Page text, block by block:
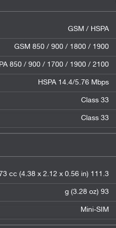
GSM / HSPA
GSM 850 / 900 / 1800 / 1900
850 / 900 / 1700 / 1900 / 2100
HSPA 14.4/5.76 Mbps
Class 33
Class 33
111.3 x 53.8 x 14.1 mm, 73 cc (4.38 x 2.12 x 0.56 in)
93 g (3.28 oz)
Mini-SIM